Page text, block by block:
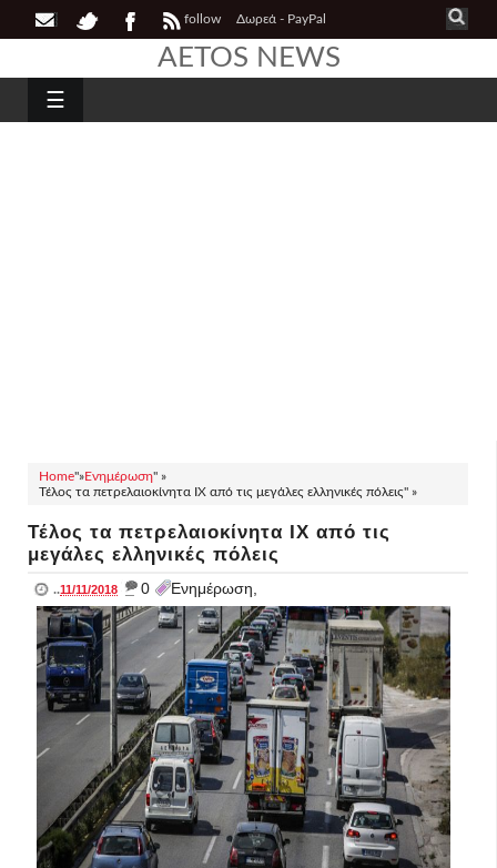
follow Δωρεά - PayPal
AETOS NEWS
☰
Home"»Ενημέρωση" »
Τέλος τα πετρελαιοκίνητα ΙΧ από τις μεγάλες ελληνικές πόλεις" »
Τέλος τα πετρελαιοκίνητα ΙΧ από τις
μεγάλες ελληνικές πόλεις
..11/11/2018 _ 0 Ενημέρωση,